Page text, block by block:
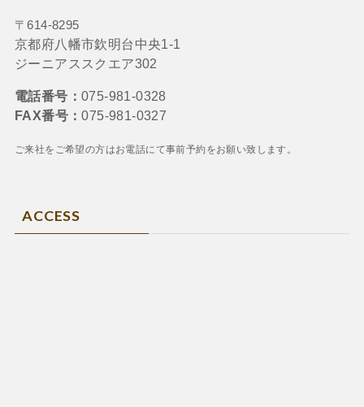
〒614-8295
京都府八幡市欽明台中央1-1
ジーニアススクエア302
電話番号： 075-981-0328
FAX番号：075-981-0327
ご来社をご希望の方はお電話にて事前予約をお願い致します。
ACCESS